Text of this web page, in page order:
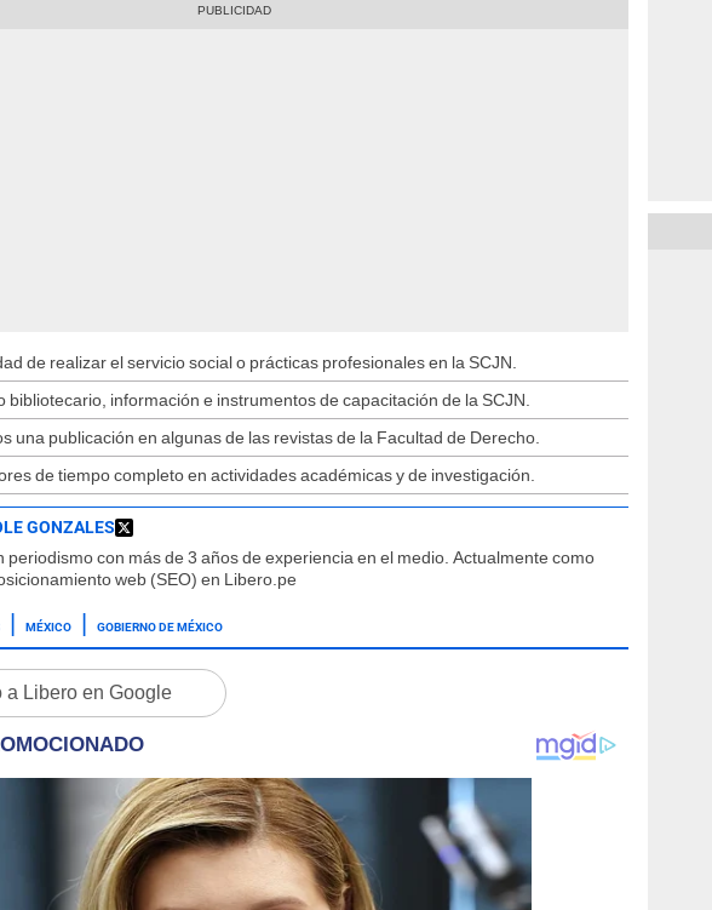
de realizar el servicio social o prácticas profesionales en la SCJN.
bibliotecario, información e instrumentos de capacitación de la SCJN.
una publicación en algunas de las revistas de la Facultad de Derecho.
de tiempo completo en actividades académicas y de investigación.
GONZALES
periodismo con más de 3 años de experiencia en el medio. Actualmente como
web (SEO) en Libero.pe
MÉXICO GOBIERNO DE MÉXICO
a Libero en Google